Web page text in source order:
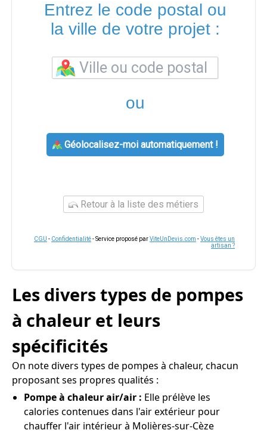
Entrez le code postal ou
la ville de votre projet :
ou
Géolocalisez-moi automatiquement !
Retour à la liste des métiers
CGU - Confidentialité- Service proposé parViteUnDevis.com -Vous êtes un
artisan ?
Les divers types de pompes
à chaleur et leurs
spécificités
On note divers types de pompes à chaleur, chacun
proposant ses propres qualités :
Pompe à chaleur air/air : Elle prélève les
calories contenues dans l'air extérieur pour
chauffer l'air intérieur à Molières-sur-Cèze